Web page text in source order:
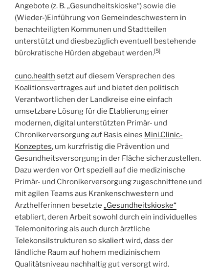
Angebote (z. B. „Gesundheitskioske“) sowie die
(Wieder-)Einführung von Gemeindeschwestern in
benachteiligten Kommunen und Stadtteilen
unterstützt und diesbezüglich eventuell bestehende
bürokratische Hürden abgebaut werden.[5]
cuno.health setzt auf diesem Versprechen des
Koalitionsvertrages auf und bietet den politisch
Verantwortlichen der Landkreise eine einfach
umsetzbare Lösung für die Etablierung einer
modernen, digital unterstützten Primär- und
Chronikerversorgung auf Basis eines Mini.Clinic-
Konzeptes, um kurzfristig die Prävention und
Gesundheitsversorgung in der Fläche sicherzustellen.
Dazu werden vor Ort speziell auf die medizinische
Primär- und Chronikerversorgung zugeschnittene und
mit agilen Teams aus Krankenschwestern und
Arzthelferinnen besetzte „Gesundheitskioske“
etabliert, deren Arbeit sowohl durch ein individuelles
Telemonitoring als auch durch ärztliche
Telekonsilstrukturen so skaliert wird, dass der
ländliche Raum auf hohem medizinischem
Qualitätsniveau nachhaltig gut versorgt wird.